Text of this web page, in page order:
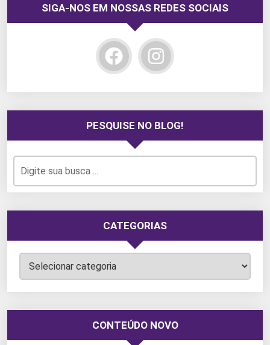
SIGA-NOS EM NOSSAS REDES SOCIAIS
PESQUISE NO BLOG!
CATEGORIAS
Categorias
CONTEÚDO NOVO